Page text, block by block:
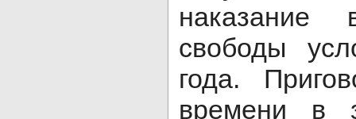
свободы
года.
времени в